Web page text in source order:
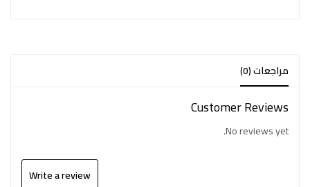
مراجعات (0)
Customer Reviews
No reviews yet.
Write a review